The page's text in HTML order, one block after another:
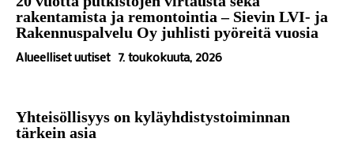
rakentamista ja remontointia – Sievin LVI- ja
Rakennuspalvelu Oy juhlisti pyöreitä vuosia
Alueelliset uutiset 7. toukokuuta, 2026
Yhteisöllisyys on kyläyhdistystoiminnan
tärkein asia